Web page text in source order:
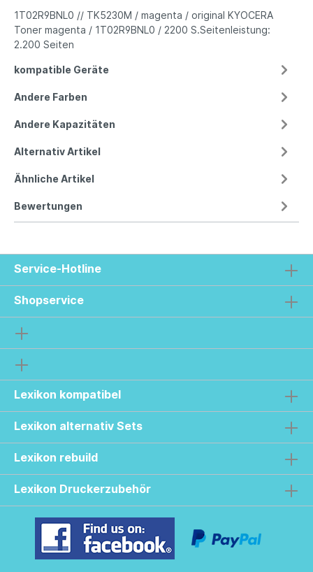
1T02R9BNL0 // TK5230M / magenta / original KYOCERA
Toner magenta / 1T02R9BNL0 / 2200 S.Seitenleistung:
2.200 Seiten
kompatible Geräte
Andere Farben
Andere Kapazitäten
Alternativ Artikel
Ähnliche Artikel
Bewertungen
Service-Hotline
Shopservice
Lexikon kompatibel
Lexikon alternativ Sets
Lexikon rebuild
Lexikon Druckerzubehör